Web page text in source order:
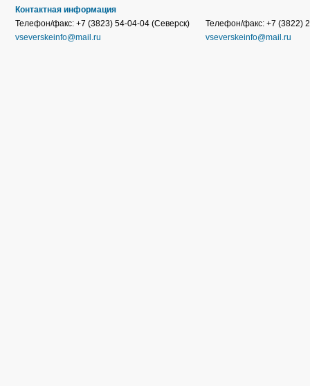
Контактная информация
Телефон/факс: +7 (3823) 54-04-04 (Северск)
vseverskeinfo@mail.ru
Телефон/факс: +7 (3822)
vseverskeinfo@mail.ru